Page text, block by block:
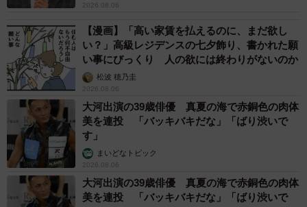
2026.08.06
【漫画】「高い家賃を払えるのに、まだ欲し
い？」高級レジデンスの七夕飾り、書かれた願
い事にびっくり 人の欲には終わりがないのか
松波 穂乃圭
2026.08.06
大河出演の39歳俳優 真夏の海で赤銅色の肉体
美を連投 「バッキバキだな」「ばり渋いで
す」
まいどなトピック
2026.08.06
大河出演の39歳俳優 真夏の海で赤銅色の肉体
美を連投 「バッキバキだな」「ばり渋いで